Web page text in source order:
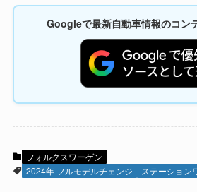
Googleで最新自動車情報のコン
フォルクスワーゲン
2024年 フルモデルチェンジ
ステーション